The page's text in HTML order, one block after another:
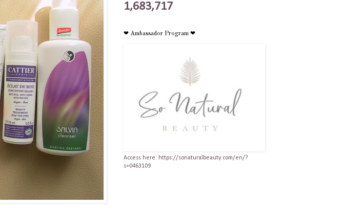
1,683,717
❤ Ambassador Program ❤
Access here: https://sonaturalbeauty.com/en/?
s=0463109